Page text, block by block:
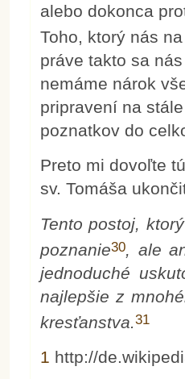
alebo dokonca
Toho, ktorý nás
práve takto sa
nemáme nárok
pripravení na
poznatkov do
Preto mi dovoľte
sv. Tomáša
Tento postoj,
poznanie30, ale
jednoduché
najlepšie z
kresťanstva.31
1 http://